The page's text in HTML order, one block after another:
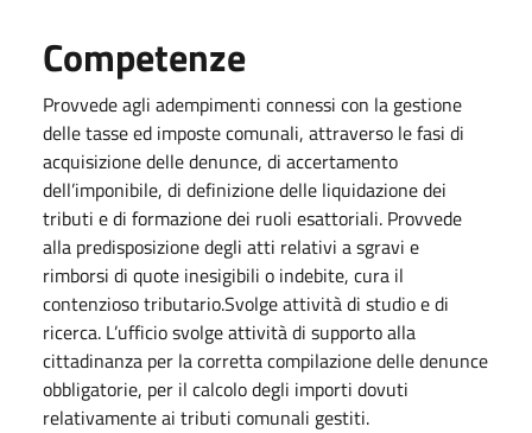
Competenze
Provvede agli adempimenti connessi con la gestione
delle tasse ed imposte comunali, attraverso le fasi di
acquisizione delle denunce, di accertamento
dell’imponibile, di definizione delle liquidazione dei
tributi e di formazione dei ruoli esattoriali. Provvede
alla predisposizione degli atti relativi a sgravi e
rimborsi di quote inesigibili o indebite, cura il
contenzioso tributario.Svolge attività di studio e di
ricerca. L’ufficio svolge attività di supporto alla
cittadinanza per la corretta compilazione delle denunce
obbligatorie, per il calcolo degli importi dovuti
relativamente ai tributi comunali gestiti.